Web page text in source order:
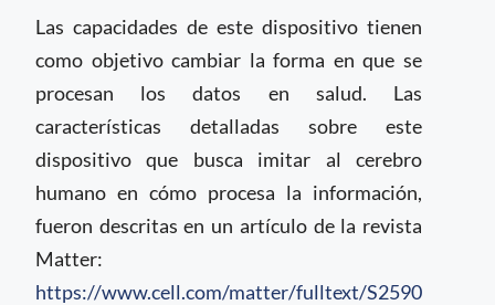
Las capacidades de este dispositivo tienen
como objetivo cambiar la forma en que se
procesan los datos en salud. Las
características detalladas sobre este
dispositivo que busca imitar al cerebro
humano en cómo procesa la información,
fueron descritas en un artículo de la revista
Matter:
https://www.cell.com/matter/fulltext/S2590